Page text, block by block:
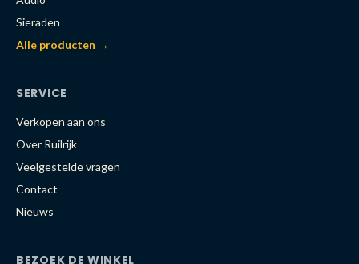
Sieraden
Alle producten →
SERVICE
Verkopen aan ons
Over Ruilrijk
Veelgestelde vragen
Contact
Nieuws
BEZOEK DE WINKEL